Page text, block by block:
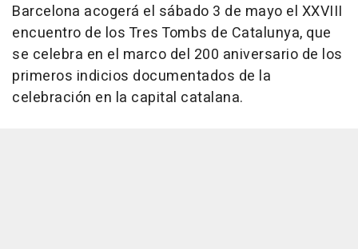
Barcelona acogerá el sábado 3 de mayo el XXVIII
encuentro de los Tres Tombs de Catalunya, que
se celebra en el marco del 200 aniversario de los
primeros indicios documentados de la
celebración en la capital catalana.